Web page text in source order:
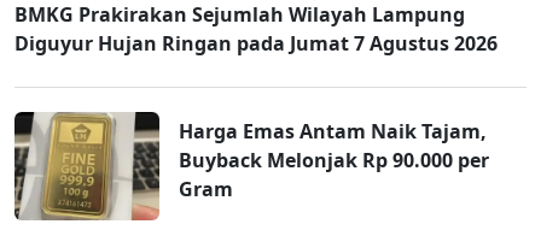
BMKG Prakirakan Sejumlah Wilayah Lampung
Diguyur Hujan Ringan pada Jumat 7 Agustus 2026
Harga Emas Antam Naik Tajam,
Buyback Melonjak Rp 90.000 per
Gram